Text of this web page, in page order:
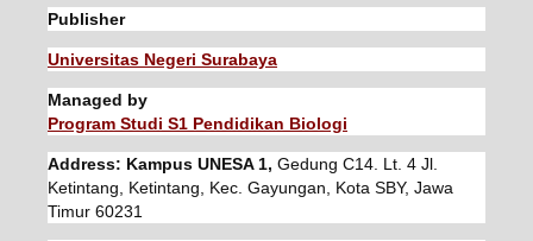
Publisher
Universitas Negeri Surabaya
Managed by
Program Studi S1 Pendidikan Biologi
Address: Kampus UNESA 1, Gedung C14. Lt. 4 Jl.
Ketintang, Ketintang, Kec. Gayungan, Kota SBY, Jawa
Timur 60231